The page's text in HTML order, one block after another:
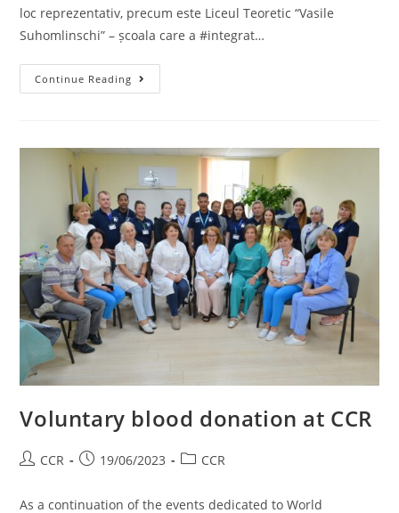
loc reprezentativ, precum este Liceul Teoretic “Vasile
Suhomlinschi” – școala care a #integrat…
Continue Reading
Voluntary blood donation at CCR
CCR 19/06/2023 CCR
As a continuation of the events dedicated to World